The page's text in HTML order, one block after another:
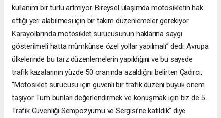
kullanımı bir türlü artmıyor. Bireysel ulaşımda motosikletin hak
ettiği yeri alabilmesi için bir takım düzenlemeler gerekiyor.
Karayollarında motosiklet sürücüsünün haklarına saygı
gösterilmeli hatta mümkünse özel yollar yapılmalı” dedi. Avrupa
ülkelerinde bu tarz düzenlemelerin yapıldığını ve bu sayede
trafik kazalarının yüzde 50 oranında azaldığını belirten Çadırcı,
“Motosiklet sürücüsü için güvenli bir trafik düzeni büyük önem
taşıyor. Tüm bunları değerlendirmek ve konuşmak için biz de 5.
Trafik Güvenliği Sempozyumu ve Sergisi’ne katıldık” diye